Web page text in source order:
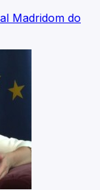
Madridom do